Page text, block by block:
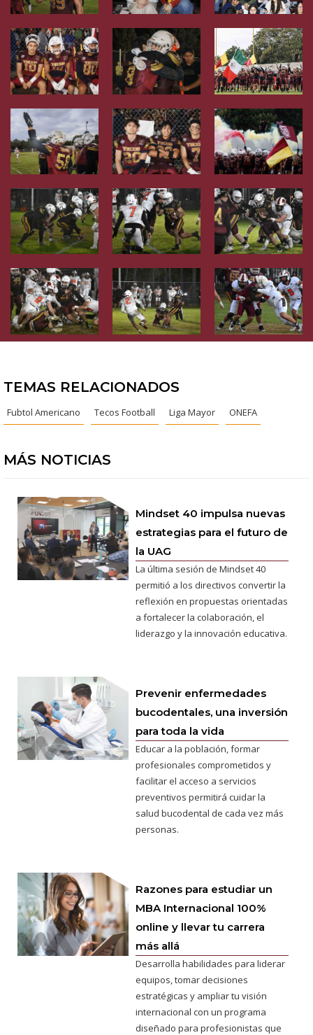
TEMAS RELACIONADOS
Fubtol Americano Tecos Football Liga Mayor ONEFA
MÁS NOTICIAS
Mindset 40 impulsa nuevas
estrategias para el futuro de
la UAG
La última sesión de Mindset 40
permitió a los directivos convertir la
reflexión en propuestas orientadas
a fortalecer la colaboración, el
liderazgo y la innovación educativa.
Prevenir enfermedades
bucodentales, una inversión
para toda la vida
Educar a la población, formar
profesionales comprometidos y
facilitar el acceso a servicios
preventivos permitirá cuidar la
salud bucodental de cada vez más
personas.
Razones para estudiar un
MBA Internacional 100%
online y llevar tu carrera
más allá
Desarrolla habilidades para liderar
equipos, tomar decisiones
estratégicas y ampliar tu visión
internacional con un programa
diseñado para profesionistas que